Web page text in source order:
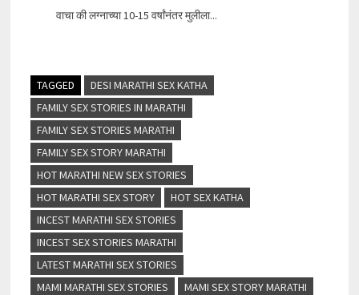
वाचा की लग्नाच्या 10-15 वर्षांनंतर मुलीला...
TAGGED
DESI MARATHI SEX KATHA
FAMILY SEX STORIES IN MARATHI
FAMILY SEX STORIES MARATHI
FAMILY SEX STORY MARATHI
HOT MARATHI NEW SEX STORIES
HOT MARATHI SEX STORY
HOT SEX KATHA
INCEST MARATHI SEX STORIES
INCEST SEX STORIES MARATHI
LATEST MARATHI SEX STORIES
MAMI MARATHI SEX STORIES
MAMI SEX STORY MARATHI